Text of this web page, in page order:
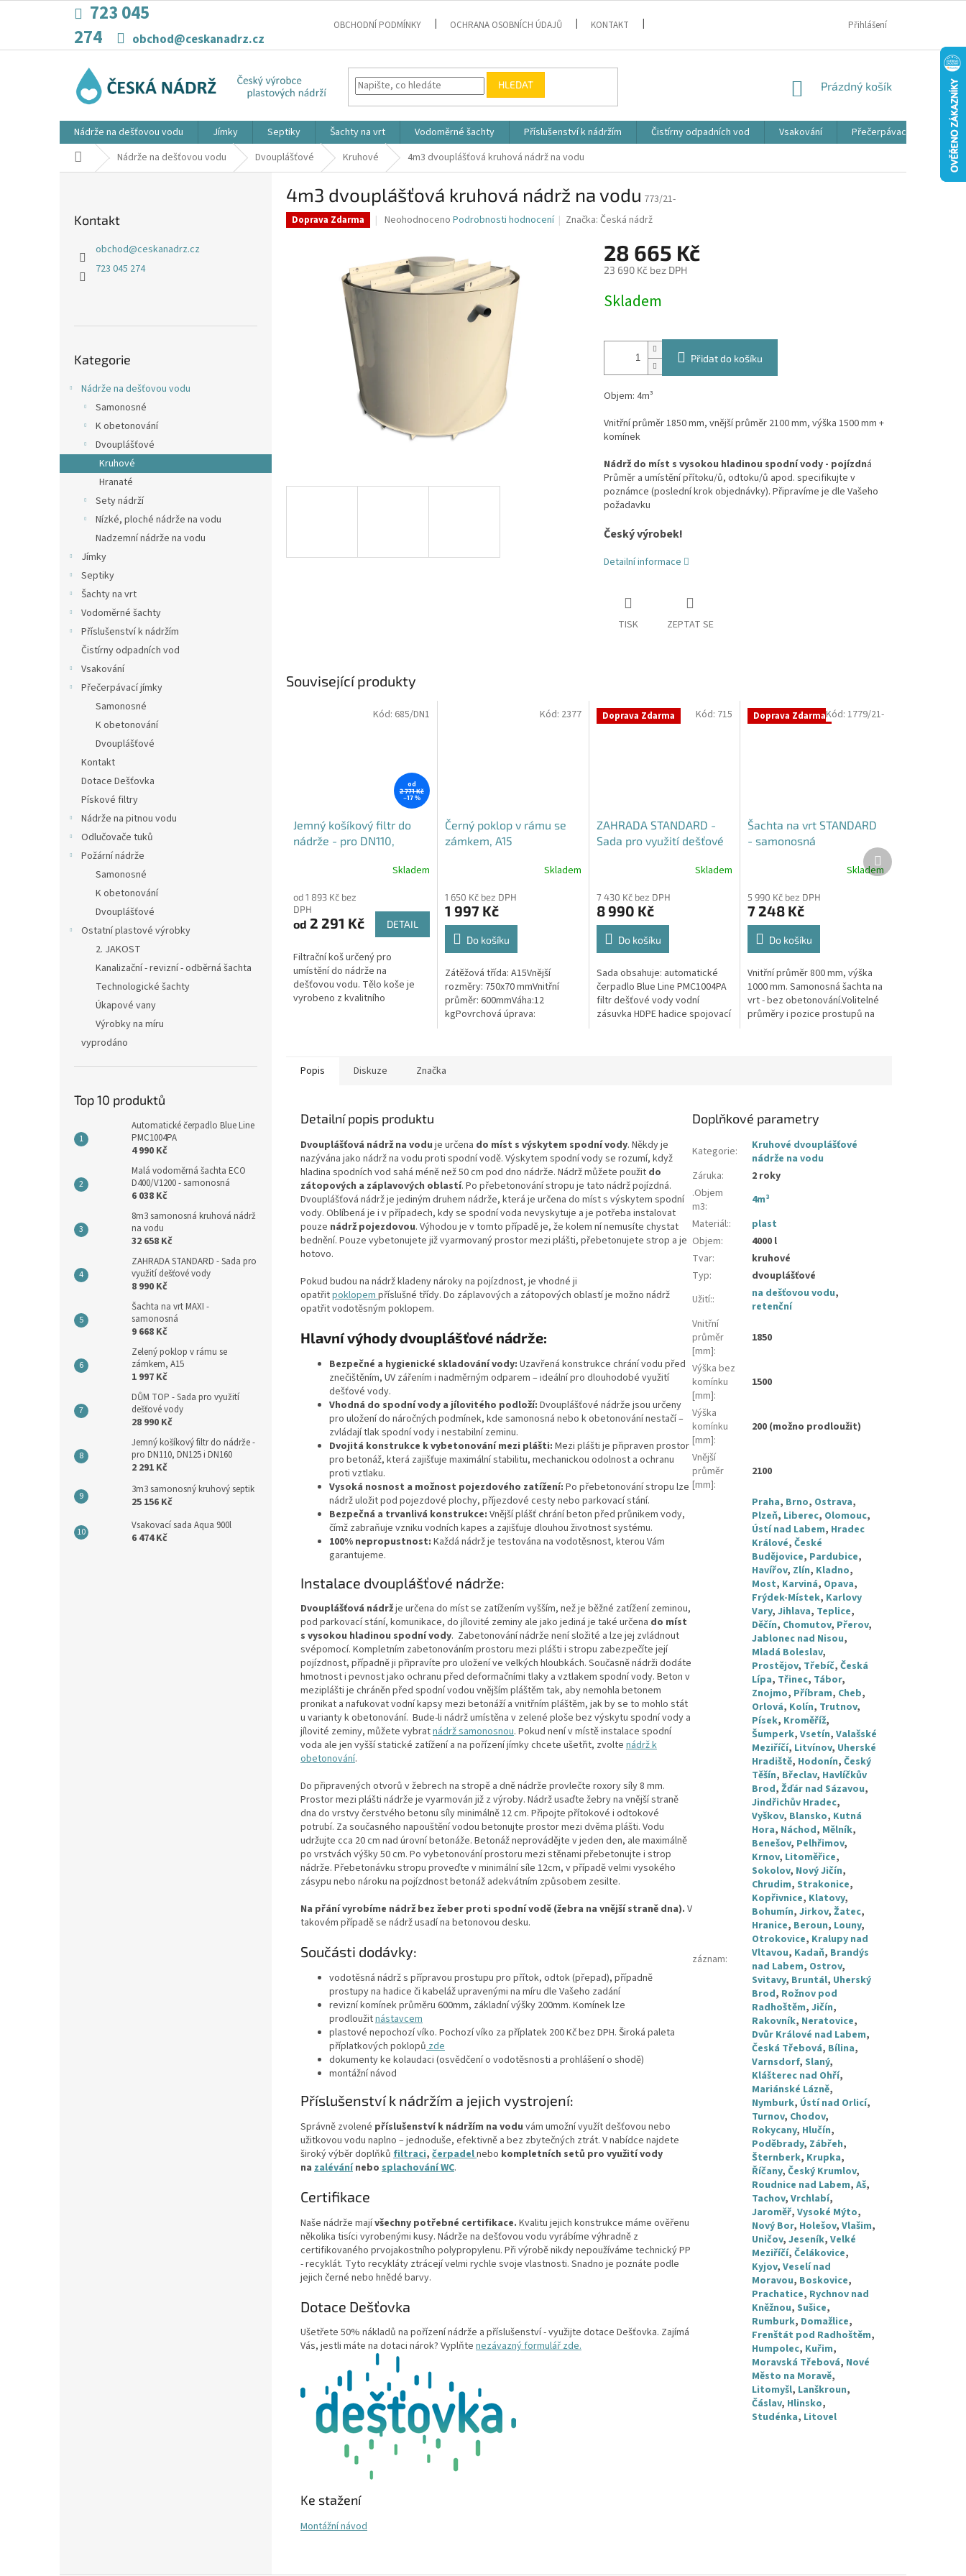
723 045
274
obchod@ceskanadrz.cz
OBCHODNÍ PODMÍNKY OCHRANA OSOBNÍCH ÚDAJŮ KONTAKT Přihlášení
HLEDAT
NÁKUPNÍ
Prázdný košík
Nádrže na dešťovou vodu Jímky Septiky Šachty na vrt Vodoměrné šachty Příslušenství k nádržím Čistírny odpadních vod Vsakování Přečerpávací jímky
Domů Nádrže na dešťovou vodu Dvouplášťové Kruhové 4m3 dvouplášťová kruhová nádrž na vodu
Kontakt
obchod@ceskanadrz.cz
723 045 274
kategorie
Kategorie
Nádrže na dešťovou vodu
Samonosné
K obetonování
Dvouplášťové
Kruhové
Hranaté
Sety nádrží
Nízké, ploché nádrže na vodu
Nadzemní nádrže na vodu
Jímky
Septiky
Šachty na vrt
Vodoměrné šachty
Příslušenství k nádržím
Čistírny odpadních vod
Vsakování
Přečerpávací jímky
Samonosné
K obetonování
Dvouplášťové
Kontakt
Dotace Dešťovka
Pískové filtry
Nádrže na pitnou vodu
Odlučovače tuků
Požární nádrže
Samonosné
K obetonování
Dvouplášťové
Ostatní plastové výrobky
2. JAKOST
Kanalizační - revizní - odběrná šachta
Technologické šachty
Úkapové vany
Výrobky na míru
vyprodáno
Top 10 produktů
Automatické čerpadlo Blue Line
PMC1004PA
4 990 Kč
Malá vodoměrná šachta ECO
D400/V1200 - samonosná
6 038 Kč
8m3 samonosná kruhová nádrž
na vodu
32 658 Kč
ZAHRADA STANDARD - Sada pro
využití dešťové vody
8 990 Kč
Šachta na vrt MAXI -
samonosná
9 668 Kč
Zelený poklop v rámu se
zámkem, A15
1 997 Kč
DŮM TOP - Sada pro využití
dešťové vody
28 990 Kč
Jemný košíkový filtr do nádrže -
pro DN110, DN125 i DN160
2 291 Kč
3m3 samonosný kruhový septik
25 156 Kč
Vsakovací sada Aqua 900l
6 474 Kč
4m3 dvouplášťová kruhová nádrž na vodu 773/21-
Doprava Zdarma
Průměrné
je
0,0
z
Neohodnoceno Podrobnosti hodnocení Značka:Česká nádrž
28 665 Kč
23 690 Kč bez DPH
cena:
Skladem
Přidat do košíku
Objem: 4m³
Vnitřní průměr 1850 mm, vnější průměr 2100 mm, výška 1500 mm +
komínek
Nádrž do míst s vysokou hladinou spodní vody - pojízdná
Průměr a umístění přítoku/ů, odtoku/ů apod. specifikujte v
poznámce (poslední krok objednávky). Připravíme je dle Vašeho
požadavku
Český výrobek!
Detailní informace
TISK ZEPTAT SE
Související produkty
od
2 771 Kč
–17 %
Jemný košíkový filtr do
nádrže - pro DN110,
produktu
je
4,6
5
hvězdiček.
Skladem
od 1 893 Kč bez
DPH
od 2 291 Kč DETAIL
Filtrační koš určený pro
umístění do nádrže na
dešťovou vodu. Tělo koše je
vyrobeno z kvalitního
Kód: 685/DN1
Černý poklop v rámu se
zámkem, A15
produktu
je
4,5
5
hvězdiček.
Skladem
1 650 Kč bez DPH
1 997 Kč
Do košíku
Zátěžová třída: A15Vnější
rozměry: 750x70 mmVnitřní
průměr: 600mmVáha:12
kgPovrchová úprava:
Kód: 2377 Doprava Zdarma
ZAHRADA STANDARD -
Sada pro využití dešťové
Skladem
7 430 Kč bez DPH
8 990 Kč
Do košíku
Sada obsahuje: automatické
čerpadlo Blue Line PMC1004PA
filtr dešťové vody vodní
zásuvka HDPE hadice spojovací
Kód: 715 Doprava Zdarma
Šachta na vrt STANDARD
- samonosná
produktu
je
4,3
5
hvězdiček.
Skladem
5 990 Kč bez DPH
7 248 Kč
Do košíku
Vnitřní průměr 800 mm, výška
1000 mm. Samonosná šachta na
vrt - bez obetonování.Volitelné
průměry i pozice prostupů na
Kód: 1779/21-
Další
produkt
Popis Diskuze Značka
Detailní popis produktu
Dvouplášťová nádrž na vodu je určena do míst s výskytem spodní vody. Někdy je
nazývána jako nádrž na vodu proti spodní vodě. Výskytem spodní vody se rozumí, když
hladina spodních vod sahá méně než 50 cm pod dno nádrže. Nádrž můžete použit do
zátopových a záplavových oblastí. Po přebetonování stropu je tato nádrž pojízdná.
Dvouplášťová nádrž je jediným druhem nádrže, která je určena do míst s výskytem spodní
vody. Oblíbená je i v případech, kdy se spodní voda nevyskytuje a je potřeba instalovat
pouze nádrž pojezdovou. Výhodou je v tomto případě je, že kolem ní nemusíte chystat
bednění. Pouze vybetonujete již vyarmovaný prostor mezi plášti, přebetonujete strop a je
hotovo.
Pokud budou na nádrž kladeny nároky na pojízdnost, je vhodné ji
opatřitpoklopempříslušné třídy. Do záplavových a zátopových oblastí je možno nádrž
opatřit vodotěsným poklopem.
Hlavní výhody dvouplášťové nádrže:
Bezpečné a hygienické skladování vody: Uzavřená konstrukce chrání vodu před
znečištěním, UV zářením i nadměrným odparem – ideální pro dlouhodobé využití
dešťové vody.
Vhodná do spodní vody a jílovitého podloží: Dvouplášťové nádrže jsou určeny
pro uložení do náročných podmínek, kde samonosná nebo k obetonování nestačí –
zvládají tlak spodní vody i nestabilní zeminu.
Dvojitá konstrukce k vybetonování mezi plášti: Mezi plášti je připraven prostor
pro betonáž, která zajišťuje maximální stabilitu, mechanickou odolnost a ochranu
proti vztlaku.
Vysoká nosnost a možnost pojezdového zatížení: Po přebetonování stropu lze
nádrž uložit pod pojezdové plochy, příjezdové cesty nebo parkovací stání.
Bezpečná a trvanlivá konstrukce: Vnější plášť chrání beton před průnikem vody,
čímž zabraňuje vzniku vodních kapes a zajišťuje dlouhou životnost systému.
100% nepropustnost: Každá nádrž je testována na vodotěsnost, kterou Vám
garantujeme.
Instalace dvouplášťové nádrže:
Dvouplášťová nádržje určena do míst se zatížením vyšším, než je běžné zatížení zeminou,
pod parkovací stání, komunikace, do jílovité zeminy ale jako jediná je také určena do míst
s vysokou hladinou spodní vody. Zabetonování nádrže není složité a lze jej zvládnout
svépomocí. Kompletním zabetonováním prostoru mezi plášti i stropu zabezpečíte její
pojízdnost, případně ji připravíte pro uložení ve velkých hloubkách. Současně nádrži dodáte
hmotnost i pevnost jako ochranu před deformačními tlaky a vztlakem spodní vody. Beton v
meziplášti je chráněn před spodní vodou vnějším pláštěm tak, aby nemohla betonem
pronikat a nafukovat vodní kapsy mezi betonáží a vnitřním pláštěm, jak by se to mohlo stát
u varianty k obetonování. Bude-li nádrž umístěna v zelené ploše bez výskytu spodní vody a
jílovité zeminy, můžete vybratnádrž samonosnou. Pokud není v místě instalace spodní
voda ale jen vyšší statické zatížení a na pořízení jímky chcete ušetřit, zvolte nádrž k
obetonování.
Do připravených otvorů v žebrech na stropě a dně nádrže provlečte roxory síly 8 mm.
Prostor mezi plášti nádrže je vyarmován již z výroby. Nádrž usaďte žebry na vnější straně
dna do vrstvy čerstvého betonu síly minimálně 12 cm. Připojte přítokové i odtokové
potrubí. Za současného napouštění vodou betonujte prostor mezi dvěma plášti. Vodu
udržujte cca 20 cm nad úrovní betonáže. Betonáž neprovádějte v jeden den, ale maximálně
po vrstvách výšky 50 cm. Po vybetonování prostoru mezi stěnami přebetonujte i strop
nádrže. Přebetonávku stropu proveďte v minimální síle 12cm, v případě velmi vysokého
zásypu nebo nároku na pojízdnost betonáž adekvátním způsobem zesilte.
Na přání vyrobíme nádrž bez žeber proti spodní vodě (žebra na vnější straně dna). V
takovém případě se nádrž usadí na betonovou desku.
Součásti dodávky:
vodotěsná nádrž s přípravou prostupu pro přítok, odtok (přepad), případně
prostupy na hadice či kabeláž upravenými na míru dle Vašeho zadání
revizní komínek průměru 600mm, základní výšky 200mm. Komínek lze
prodloužitnástavcem
plastové nepochozí víko. Pochozí víko za příplatek 200 Kč bez DPH. Široká paleta
příplatkových poklopů zde
dokumenty ke kolaudaci (osvědčení o vodotěsnosti a prohlášení o shodě)
montážní návod
Příslušenství k nádržím a jejich vystrojení:
Správně zvolené příslušenství k nádržím na vodu vám umožní využít dešťovou nebo
užitkovou vodu naplno – jednoduše, efektivně a bez zbytečných ztrát. V nabídce najdete
široký výběr doplňků filtraci, čerpadelnebo kompletních setů pro využití vody
na zalévání nebo splachování WC.
Certifikace
Naše nádrže majívšechny potřebné certifikace. Kvalitu jejich konstrukce máme ověřenu
několika tisíci vyrobenými kusy. Nádrže na dešťovou vodu vyrábíme výhradně z
certifikovaného prvojakostního polypropylenu. Při výrobě nikdy nepoužíváme technický PP
- recyklát. Tyto recykláty ztrácejí velmi rychle svoje vlastnosti. Snadno je poznáte podle
jejich černé nebo hnědé barvy.
Dotace Dešťovka
Ušetřete 50% nákladů na pořízení nádrže a příslušenství - využijte dotace Dešťovka. Zajímá
Vás, jestli máte na dotaci nárok? Vyplňte nezávazný formulář zde.
Ke stažení
Montážní návod
Doplňkové parametry
Kategorie:
Kruhové dvouplášťové
nádrže na vodu
Záruka:
2 roky
.Objem
m3:
4m³
Materiál::
plast
Objem:
4000 l
Tvar:
kruhové
Typ:
dvouplášťové
Užití:: na dešťovou vodu,
retenční
Vnitřní
průměr
[mm]:
1850
Výška bez
komínku
[mm]:
1500
Výška
komínku
[mm]:
200 (možno prodloužit)
Vnější
průměr
[mm]:
2100
záznam:
Praha, Brno, Ostrava,
Plzeň, Liberec, Olomouc,
Ústí nad Labem, Hradec
Králové,České
Budějovice, Pardubice,
Havířov, Zlín, Kladno,
Most, Karviná, Opava,
Frýdek-Místek, Karlovy
Vary,Jihlava, Teplice,
Děčín, Chomutov, Přerov,
Jablonec nad Nisou,
Mladá Boleslav,
Prostějov, Třebíč,Česká
Lípa, Třinec, Tábor,
Znojmo, Příbram, Cheb,
Orlová, Kolín, Trutnov,
Písek, Kroměříž,
Šumperk,Vsetín,Valašské
Meziříčí, Litvínov, Uherské
Hradiště, Hodonín,Český
Těšín, Břeclav, Havlíčkův
Brod,Žďár nad Sázavou,
Jindřichův Hradec,
Vyškov, Blansko, Kutná
Hora, Náchod, Mělník,
Benešov, Pelhřimov,
Krnov, Litoměřice,
Sokolov, Nový Jičín,
Chrudim,Strakonice,
Kopřivnice, Klatovy,
Bohumín,Jirkov,Žatec,
Hranice, Beroun, Louny,
Otrokovice, Kralupy nad
Vltavou, Kadaň, Brandýs
nad Labem, Ostrov,
Svitavy, Bruntál, Uherský
Brod, Rožnov pod
Radhoštěm,Jičín,
Rakovník, Neratovice,
Dvůr Králové nad Labem,
Česká Třebová, Bílina,
Varnsdorf,Slaný,
Klášterec nad Ohří,
Mariánské Lázně,
Nymburk, Ústí nad Orlicí,
Turnov, Chodov,
Rokycany, Hlučín,
Poděbrady, Zábřeh,
Šternberk, Krupka,
Říčany,Český Krumlov,
Roudnice nad Labem,Aš,
Tachov,Vrchlabí,
Jaroměř,Vysoké Mýto,
Nový Bor, Holešov,Vlašim,
Uničov,Jeseník,Velké
Meziříčí,Čelákovice,
Kyjov,Veselí nad
Moravou, Boskovice,
Prachatice, Rychnov nad
Kněžnou,Sušice,
Rumburk, Domažlice,
Frenštát pod Radhoštěm,
Humpolec, Kuřim,
Moravská Třebová, Nové
Město na Moravě,
Litomyšl, Lanškroun,
Čáslav, Hlinsko,
Studénka, Litovel